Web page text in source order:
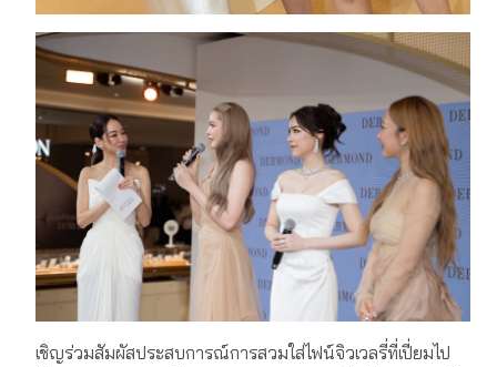
เชิญร่วมสัมผัสประสบการณ์การสวมใส่ไฟน์จิวเวลรี่ที่เปี่ยมไป